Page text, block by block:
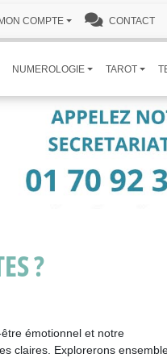
MON COMPTE CONTACT
NUMEROLOGIE TAROT
?
émotionnel et notre
claires. Explorerons